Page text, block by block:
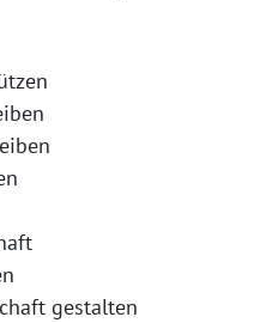
gestalten